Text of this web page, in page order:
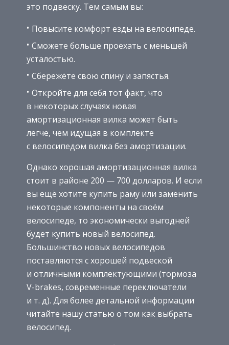
это подвеску. Тем самым вы:
Повысите комфорт езды на велосипеде.
Сможете больше проехать с меньшей
усталостью.
Сбережёте свою спину и запястья.
Откройте для себя тот факт, что
в некоторых случаях новая
амортизационная вилка может быть
легче, чем идущая в комплекте
с велосипедом вилка без амортизации.
Однако хорошая амортизационная вилка
стоит в районе 200 — 700 долларов. И если
вы ещё хотите купить раму или заменить
некоторые компоненты на своём
велосипеде, то экономически выгодней
будет купить новый велосипед.
Большинство новых велосипедов
поставляются с хорошей подвеской
и отличными комплектующими (тормоза
V-brakes, современные переключатели
и т. д). Для более детальной информации
читайте нашу статью о том как выбрать
велосипед.